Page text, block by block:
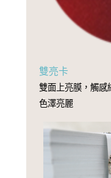
雙亮卡
雙面上亮膜，觸感
色澤亮麗